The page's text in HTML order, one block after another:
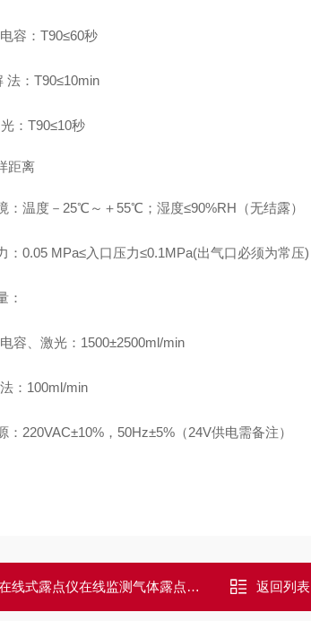
容： T90≤60秒
法： T90≤10min
光： T90≤10秒
距离
：温度－ 25℃～＋55℃ ； 湿度≤90%RH （无结露）
： 0.05 MPa≤入口压力≤0.1MPa(出气口必须为常压)
：
容、激光： 1500±2500ml/min
： 100ml/min
： 220VAC±10%，50Hz±5%（24V供电需备注）
线式露点仪在线监测气体露点分析仪 返回列表